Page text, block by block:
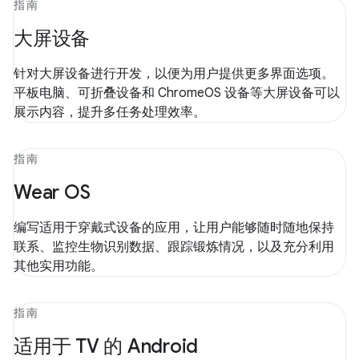
指南
大屏设备
针对大屏设备进行开发，以便为用户提供更多界面选项。
平板电脑、可折叠设备和 ChromeOS 设备等大屏设备可以
展示内容，提升多任务处理效率。
指南
Wear OS
编写适用于穿戴式设备的应用，让用户能够随时随地保持
联系、监控生物识别数据、跟踪锻炼情况，以及充分利用
其他实用功能。
指南
适用于 TV 的 Android